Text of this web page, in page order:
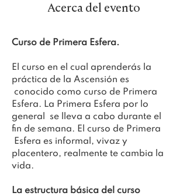
Acerca del evento
Curso de Primera Esfera.
El curso en el cual aprenderás la
práctica de la Ascensión es
conocido como curso de Primera
Esfera. La Primera Esfera por lo
general  se lleva a cabo durante el
fin de semana. El curso de Primera
Esfera es informal, vivaz y
placentero, realmente te cambia la
vida.
La estructura básica del curso